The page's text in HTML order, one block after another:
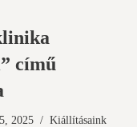
című
2025 Kiállításaink